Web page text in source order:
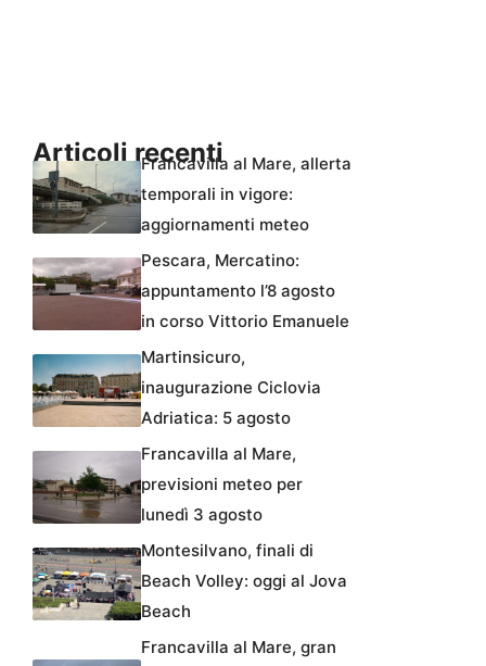
Articoli recentiFrancavilla al Mare, allerta
temporali in vigore:
aggiornamenti meteo
Pescara, Mercatino:
appuntamento l’8 agosto
in corso Vittorio Emanuele
Martinsicuro,
inaugurazione Ciclovia
Adriatica: 5 agosto
Francavilla al Mare,
previsioni meteo per
lunedì 3 agosto
Montesilvano, finali di
Beach Volley: oggi al Jova
Beach
Francavilla al Mare, gran